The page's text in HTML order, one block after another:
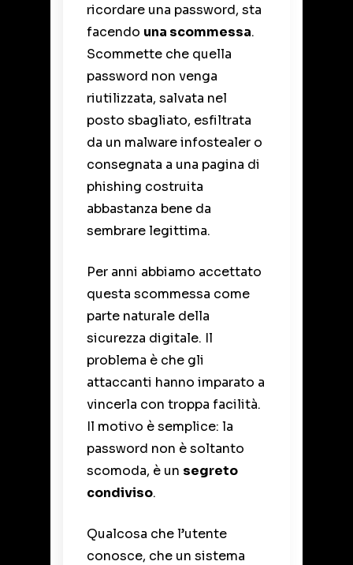
ricordare una password, sta
facendo una scommessa.
Scommette che quella
password non venga
riutilizzata, salvata nel
posto sbagliato, esfiltrata
da un malware infostealer o
consegnata a una pagina di
phishing costruita
abbastanza bene da
sembrare legittima.
Per anni abbiamo accettato
questa scommessa come
parte naturale della
sicurezza digitale. Il
problema è che gli
attaccanti hanno imparato a
vincerla con troppa facilità.
Il motivo è semplice: la
password non è soltanto
scomoda, è un segreto
condiviso.
Qualcosa che l’utente
conosce, che un sistema